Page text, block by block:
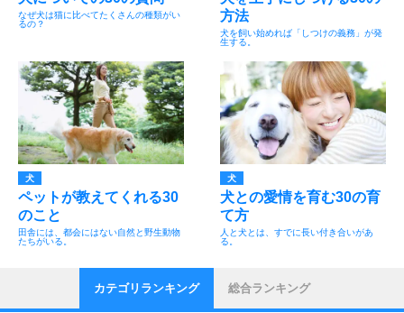
なぜ犬は猫に比べてたくさんの種類がい
るの？
方法
犬を飼い始めれば「しつけの義務」が発
生する。
犬
ペットが教えてくれる30
のこと
田舎には、都会にはない自然と野生動物
たちがいる。
犬
犬との愛情を育む30の育
て方
人と犬とは、すでに長い付き合いがあ
る。
カテゴリランキング 総合ランキング